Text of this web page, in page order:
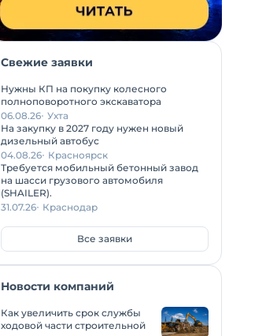
Свежие заявки
Нужны КП на покупку колесного
полноповоротного экскаватора
06.08.26 Ухта
На закупку в 2027 году нужен новый
дизельный автобус
04.08.26 Красноярск
Требуется мобильный бетонный завод
на шасси грузового автомобиля
(SHAILER).
31.07.26 Краснодар
Все заявки
Новости компаний
Как увеличить срок службы
ходовой части строительной